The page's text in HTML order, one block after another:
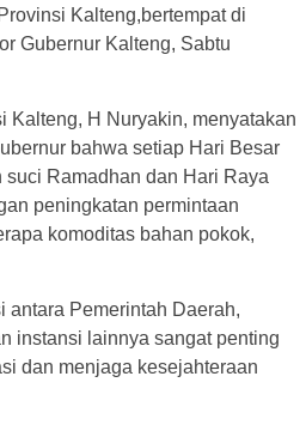
Kalteng,bertempat di
Gubernur Kalteng, Sabtu
Kalteng, H Nuryakin, menyatakan
bahwa setiap Hari Besar
suci Ramadhan dan Hari Raya
peningkatan permintaan
komoditas bahan pokok,
antara Pemerintah Daerah,
instansi lainnya sangat penting
dan menjaga kesejahteraan